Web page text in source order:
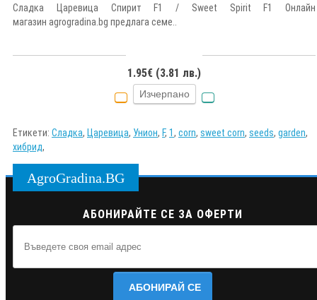
Сладка Царевица Спирит F1 / Sweet Spirit F1 Онлайн
магазин agrogradina.bg предлага семе..
1.95€ (3.81 лв.)
Изчерпано
Етикети: Сладка, Царевица, Унион, F, 1, corn, sweet corn, seeds, garden,
хибрид,
AgroGradina.BG
АБОНИРАЙТЕ СЕ ЗА ОФЕРТИ
АБОНИРАЙ СЕ